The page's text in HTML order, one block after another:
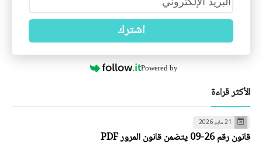
اشترك
Powered by
الأكثر قراءة
21 مايو 2026
قانون رقم 26-09 يتضمن قانون المرور PDF